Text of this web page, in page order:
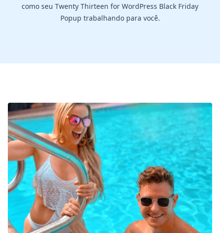
como seu Twenty Thirteen for WordPress Black Friday
Popup trabalhando para você.